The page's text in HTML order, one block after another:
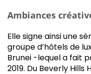
Ambiances
Elle signe ainsi une
groupe d’hôtels de
Brunei -lequel a fait
2019. Du Beverly